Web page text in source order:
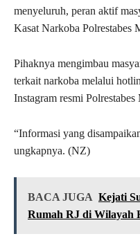
menyeluruh, peran aktif
Kasat Narkoba Polrestabes
Pihaknya mengimbau
terkait narkoba melalui
Instagram resmi Polrestabes
“Informasi yang
ungkapnya. (NZ)
BACA JUGA Kejati
Rumah RJ di Wilayah